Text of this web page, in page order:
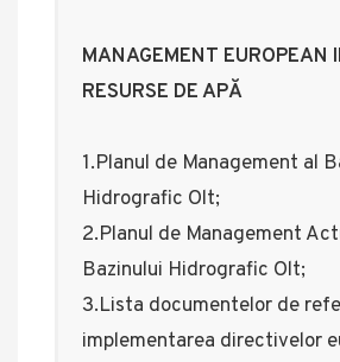
MANAGEMENT EUROPEAN
RESURSE DE APĂ
1.Planul de Management al
Hidrografic Olt;
2.Planul de Management
Bazinului Hidrografic Olt;
3.Lista documentelor de
implementarea directivelor